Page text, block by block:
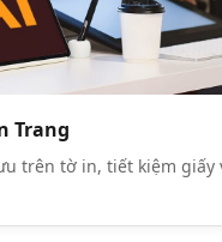
Trang
trên tờ in, tiết kiệm giấy